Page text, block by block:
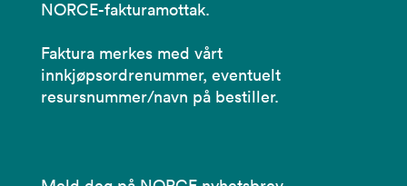
NORCE-fakturamottak.
Faktura merkes med vårt
innkjøpsordrenummer, eventuelt
resursnummer/navn på bestiller.